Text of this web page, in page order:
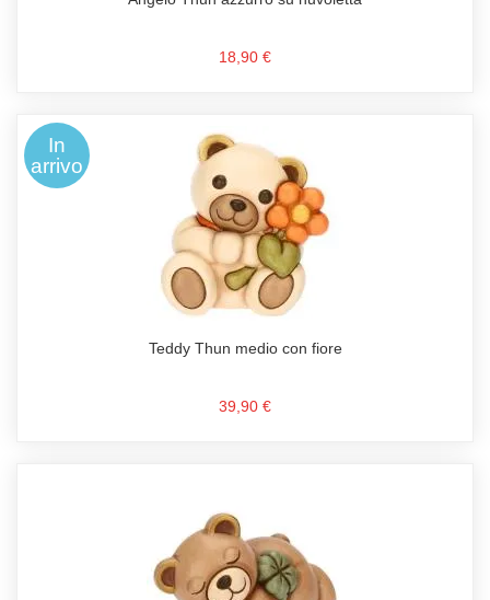
18,90 €
In
arrivo
Teddy Thun medio con fiore
39,90 €